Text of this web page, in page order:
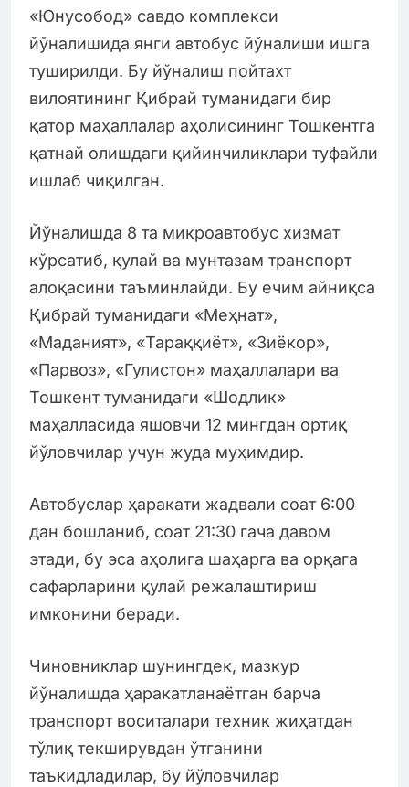
«Юнусобод» савдо комплекси
йўналишида янги автобус йўналиши ишга
туширилди. Бу йўналиш пойтахт
вилоятининг Қибрай туманидаги бир
қатор маҳаллалар аҳолисининг Тошкентга
қатнай олишдаги қийинчиликлари туфайли
ишлаб чиқилган.
Йўналишда 8 та микроавтобус хизмат
кўрсатиб, қулай ва мунтазам транспорт
алоқасини таъминлайди. Бу ечим айниқса
Қибрай туманидаги «Меҳнат»,
«Маданият», «Тараққиёт», «Зиёкор»,
«Парвоз», «Гулистон» маҳаллалари ва
Тошкент туманидаги «Шодлик»
маҳалласида яшовчи 12 мингдан ортиқ
йўловчилар учун жуда муҳимдир.
Автобуслар ҳаракати жадвали соат 6:00
дан бошланиб, соат 21:30 гача давом
этади, бу эса аҳолига шаҳарга ва орқага
сафарларини қулай режалаштириш
имконини беради.
Чиновниклар шунингдек, мазкур
йўналишда ҳаракатланаётган барча
транспорт воситалари техник жиҳатдан
тўлиқ текширувдан ўтганини
таъкидладилар, бу йўловчилар